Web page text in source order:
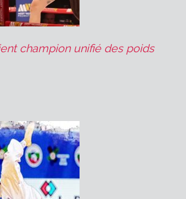
champion unifié des poids